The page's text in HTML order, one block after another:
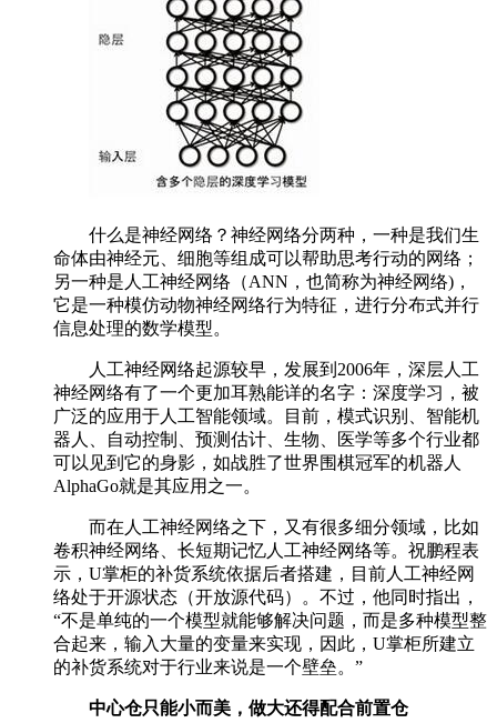
什么是神经网络？神经网络分两种，一种是我们生
命体由神经元、细胞等组成可以帮助思考行动的网络；
另一种是人工神经网络（ANN，也简称为神经网络)，
它是一种模仿动物神经网络行为特征，进行分布式并行
信息处理的数学模型。
人工神经网络起源较早，发展到2006年，深层人工
神经网络有了一个更加耳熟能详的名字：深度学习，被
广泛的应用于人工智能领域。目前，模式识别、智能机
器人、自动控制、预测估计、生物、医学等多个行业都
可以见到它的身影，如战胜了世界围棋冠军的机器人
AlphaGo就是其应用之一。
而在人工神经网络之下，又有很多细分领域，比如
卷积神经网络、长短期记忆人工神经网络等。祝鹏程表
示，U掌柜的补货系统依据后者搭建，目前人工神经网
络处于开源状态（开放源代码）。不过，他同时指出，
“不是单纯的一个模型就能够解决问题，而是多种模型整
合起来，输入大量的变量来实现，因此，U掌柜所建立
的补货系统对于行业来说是一个壁垒。”
中心仓只能小而美，做大还得配合前置仓